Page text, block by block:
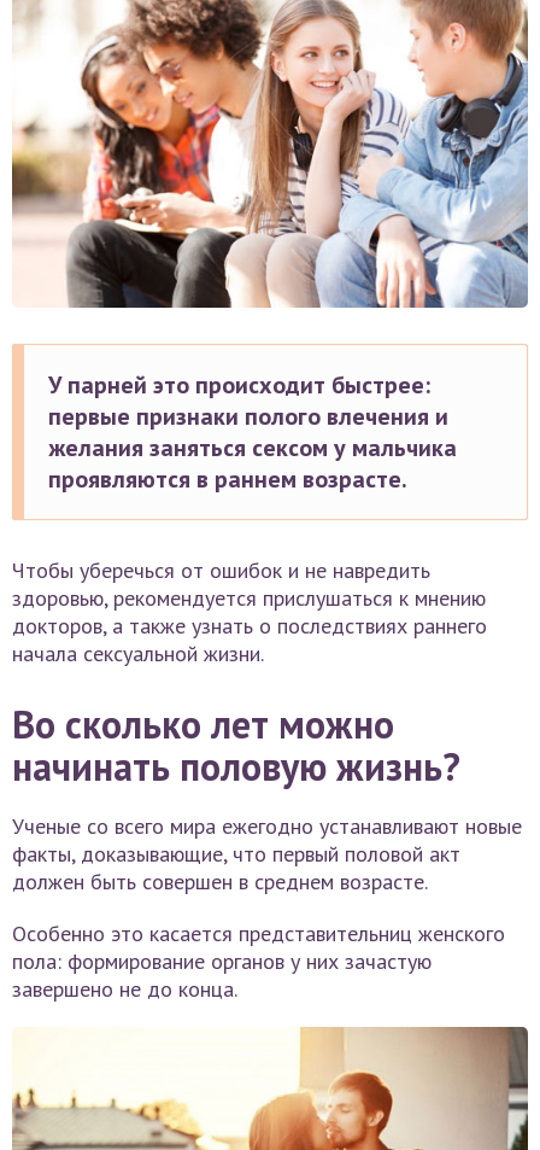
У парней это происходит быстрее:
первые признаки полого влечения и
желания заняться сексом у мальчика
проявляются в раннем возрасте.
Чтобы уберечься от ошибок и не навредить
здоровью, рекомендуется прислушаться к мнению
докторов, а также узнать о последствиях раннего
начала сексуальной жизни.
Во сколько лет можно
начинать половую жизнь?
Ученые со всего мира ежегодно устанавливают новые
факты, доказывающие, что первый половой акт
должен быть совершен в среднем возрасте.
Особенно это касается представительниц женского
пола: формирование органов у них зачастую
завершено не до конца.